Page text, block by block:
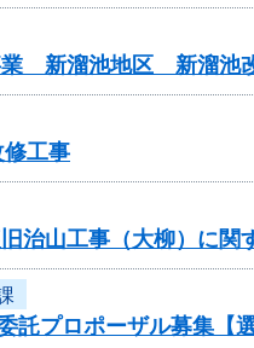
業 新溜池地区 新溜池
修工事
山工事（大柳）に関
プロポーザル募集【選